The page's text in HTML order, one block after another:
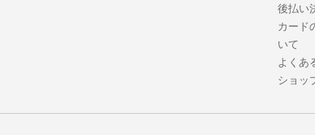
後払い
カード
いて
よくあ
ショッ